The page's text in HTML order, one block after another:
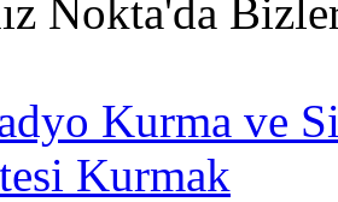
Nokta'da
Kurma ve
Kurmak